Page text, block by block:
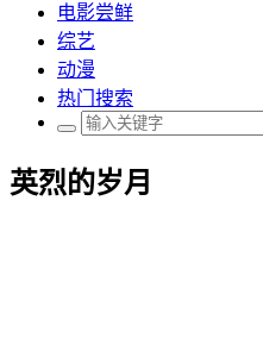
电影尝鲜
综艺
动漫
热门搜索
英烈的岁月